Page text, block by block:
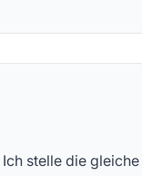
stelle die